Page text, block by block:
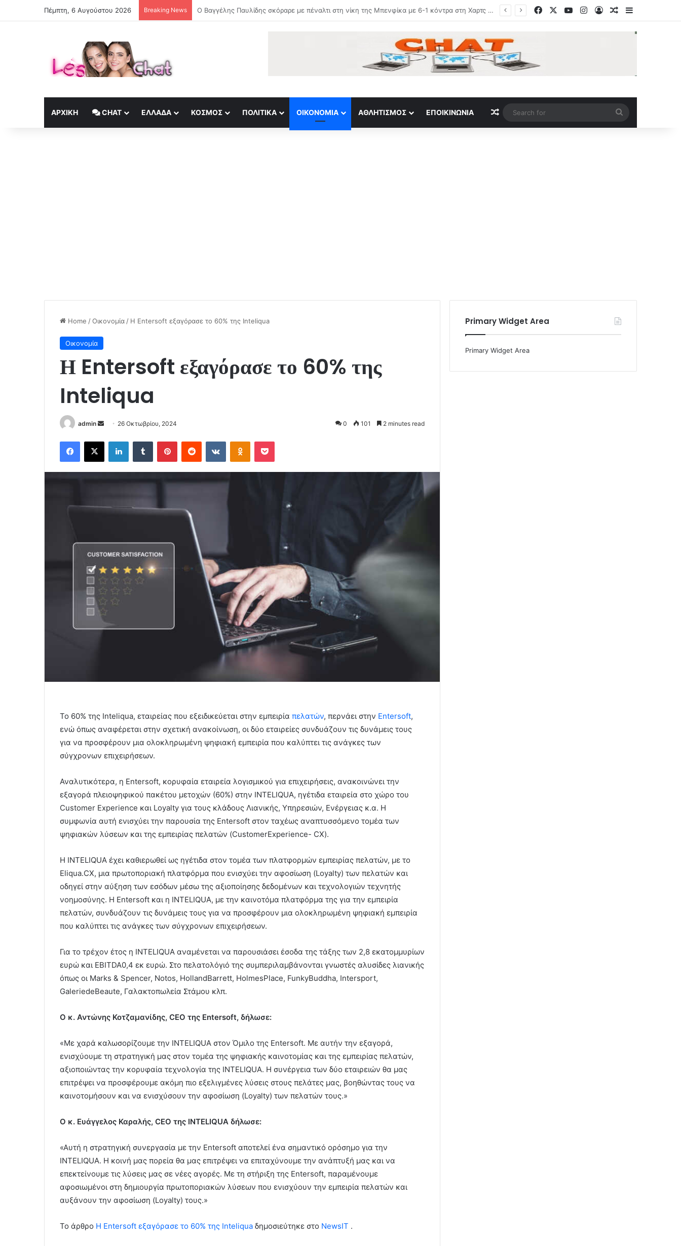
Πέμπτη, 6 Αυγούστου 2026 Breaking News «Αξίζαμε κάτι καλύτερο, θα παλέψουμε για την πρόκριση στο Βέλγιο» FacebookYouTubeInstagram
Log InRandom Article
Sidebar
ΑΡΧΙΚΉ CHAT ΕΛΛΆΔΑ ΚΟΣΜΟΣ ΠΟΛΙΤΙΚΆ ΟΙΚΟΝΟΜΊΑ ΑΘΛΗΤΙΣΜΌΣ ΕΠΟΙΚΙΝΩΝΊΑ Random Article
for
Home /Οικονομία / Η Entersoft εξαγόρασε το 60% της Inteliqua
Οικονομία
Η Entersoft εξαγόρασε το 60% της
Inteliqua
admin
Send
email
26 Οκτωβρίου, 2024 0 101 2 minutes read
Facebook
X LinkedInTumblr PinterestReddit VKontakteOdnoklassniki
Pocket
Το 60% της Inteliqua, εταιρείας που εξειδικεύεται στην εμπειρία πελατών, περνάει στην Entersoft,
ενώ όπως αναφέρεται στην σχετική ανακοίνωση, οι δύο εταιρείες συνδυάζουν τις δυνάμεις τους
για να προσφέρουν μια ολοκληρωμένη ψηφιακή εμπειρία που καλύπτει τις ανάγκες των
σύγχρονων επιχειρήσεων.
Αναλυτικότερα, η Entersoft, κορυφαία εταιρεία λογισμικού για επιχειρήσεις, ανακοινώνει την
εξαγορά πλειοψηφικού πακέτου μετοχών (60%) στην INTELIQUA, ηγέτιδα εταιρεία στο χώρο του
Customer Experience και Loyalty για τους κλάδους Λιανικής, Υπηρεσιών, Ενέργειας κ.α. Η
συμφωνία αυτή ενισχύει την παρουσία της Entersoft στον ταχέως αναπτυσσόμενο τομέα των
ψηφιακών λύσεων και της εμπειρίας πελατών (CustomerExperience- CX).
Η INTELIQUA έχει καθιερωθεί ως ηγέτιδα στον τομέα των πλατφορμών εμπειρίας πελατών, με το
Eliqua.CX, μια πρωτοποριακή πλατφόρμα που ενισχύει την αφοσίωση (Loyalty) των πελατών και
οδηγεί στην αύξηση των εσόδων μέσω της αξιοποίησης δεδομένων και τεχνολογιών τεχνητής
νοημοσύνης. Η Entersoft και η INTELIQUA, με την καινοτόμα πλατφόρμα της για την εμπειρία
πελατών, συνδυάζουν τις δυνάμεις τους για να προσφέρουν μια ολοκληρωμένη ψηφιακή εμπειρία
που καλύπτει τις ανάγκες των σύγχρονων επιχειρήσεων.
Για το τρέχον έτος η INTELIQUA αναμένεται να παρουσιάσει έσοδα της τάξης των 2,8 εκατομμυρίων
ευρώ και EBITDA0,4 εκ ευρώ. Στο πελατολόγιό της συμπεριλαμβάνονται γνωστές αλυσίδες λιανικής
όπως οι Marks & Spencer, Notos, HollandBarrett, HolmesPlace, FunkyBuddha, Intersport,
GaleriedeBeaute, Γαλακτοπωλεία Στάμου κλπ.
Ο κ. Αντώνης Κοτζαμανίδης, CEO της Entersoft, δήλωσε:
«Με χαρά καλωσορίζουμε την INTELIQUA στον Όμιλο της Entersoft. Με αυτήν την εξαγορά,
ενισχύουμε τη στρατηγική μας στον τομέα της ψηφιακής καινοτομίας και της εμπειρίας πελατών,
αξιοποιώντας την κορυφαία τεχνολογία της INTELIQUA. Η συνέργεια των δύο εταιρειών θα μας
επιτρέψει να προσφέρουμε ακόμη πιο εξελιγμένες λύσεις στους πελάτες μας, βοηθώντας τους να
καινοτομήσουν και να ενισχύσουν την αφοσίωση (Loyalty) των πελατών τους.»
Ο κ. Ευάγγελος Καραλής, CEO της INTELIQUA δήλωσε:
«Αυτή η στρατηγική συνεργασία με την Entersoft αποτελεί ένα σημαντικό ορόσημο για την
INTELIQUA. Η κοινή μας πορεία θα μας επιτρέψει να επιταχύνουμε την ανάπτυξή μας και να
επεκτείνουμε τις λύσεις μας σε νέες αγορές. Με τη στήριξη της Entersoft, παραμένουμε
αφοσιωμένοι στη δημιουργία πρωτοποριακών λύσεων που ενισχύουν την εμπειρία πελατών και
αυξάνουν την αφοσίωση (Loyalty) τους.»
To άρθρο Η Entersoft εξαγόρασε το 60% της Inteliqua δημοσιεύτηκε στο NewsIT .
Primary Widget Area
Primary Widget Area